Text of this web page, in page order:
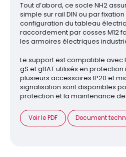
Tout d’abord, ce socle NH2
simple sur rail DIN ou par
configuration du tableau
raccordement par cosses M12
les armoires électriques
Le support est compatible avec
gS et gBAT utilisés en protection
plusieurs accessoires IP20 et
signalisation sont disponibles
protection et la maintenance
Voir le PDF Document